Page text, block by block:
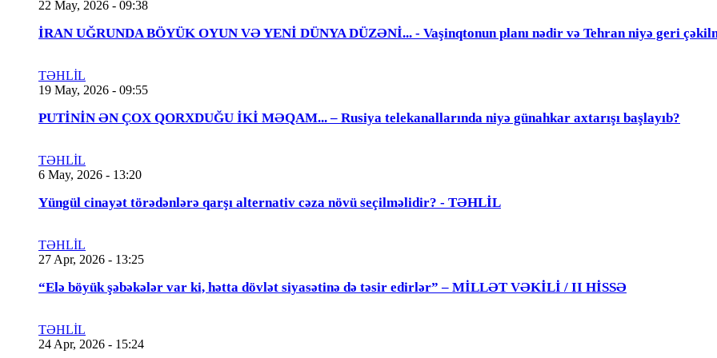
22 May, 2026 - 09:38
İRAN UĞRUNDA BÖYÜK OYUN VƏ YENİ DÜNYA DÜZƏNİ... - Vaşinqtonun planı nədir və Tehran niyə geri
TƏHLİL
19 May, 2026 - 09:55
PUTİNİN ƏN ÇOX QORXDUĞU İKİ MƏQAM... – Rusiya telekanallarında niyə günahkar axtarışı başlayıb?
TƏHLİL
6 May, 2026 - 13:20
Yüngül cinayət törədənlərə qarşı alternativ cəza növü seçilməlidir? - TƏHLİL
TƏHLİL
27 Apr, 2026 - 13:25
“Elə böyük şəbəkələr var ki, hətta dövlət siyasətinə də təsir edirlər” – MİLLƏT VƏKİLİ / II HİSSƏ
TƏHLİL
24 Apr, 2026 - 15:24